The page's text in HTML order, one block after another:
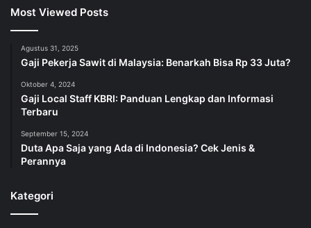
Most Viewed Posts
Agustus 31, 2025
Gaji Pekerja Sawit di Malaysia: Benarkah Bisa Rp 33 Juta?
Oktober 4, 2024
Gaji Local Staff KBRI: Panduan Lengkap dan Informasi
Terbaru
September 15, 2024
Duta Apa Saja yang Ada di Indonesia? Cek Jenis &
Perannya
Kategori